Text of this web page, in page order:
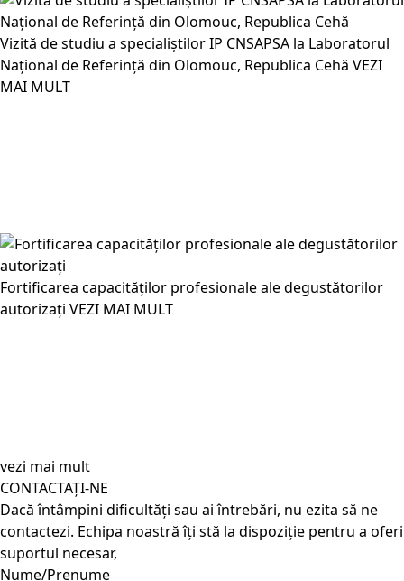
Vizită de studiu a specialiștilor IP CNSAPSA la Laboratorul
Național de Referință din Olomouc, Republica Cehă VEZI
MAI MULT
Fortificarea capacităților profesionale ale degustătorilor
autorizați VEZI MAI MULT
vezi mai mult
CONTACTAȚI-NE
Dacă întâmpini dificultăți sau ai întrebări, nu ezita să ne
contactezi. Echipa noastră îți stă la dispoziție pentru a oferi
suportul necesar,
Nume/Prenume